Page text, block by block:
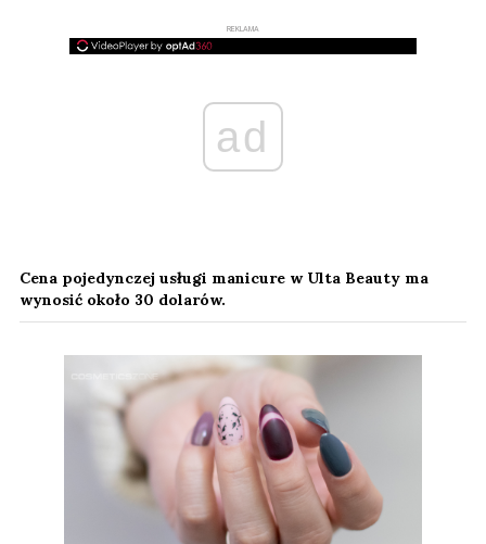
REKLAMA
ad
Cena pojedynczej usługi manicure w Ulta Beauty ma
wynosić około 30 dolarów.